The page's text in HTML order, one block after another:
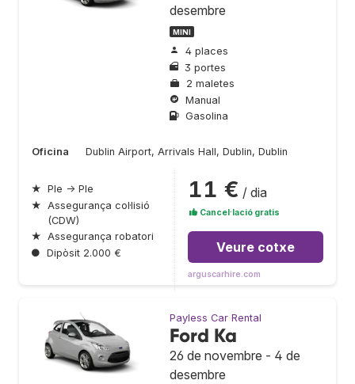
desembre
MINI
4 places
3 portes
2 maletes
Manual
Gasolina
Oficina Dublin Airport, Arrivals Hall, Dublin, Dublin
★ Ple → Ple
★ Assegurança col·lisió
(CDW)
★ Assegurança robatori
● Dipòsit 2.000 €
11 € / dia
Cancel·lació gratis
Veure cotxe
arguscarhire.com
Payless Car Rental
Ford Ka
26 de novembre - 4 de
desembre